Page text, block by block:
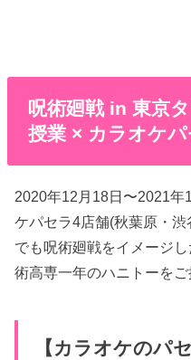
呪術廻戦 in 東京
授業 × カラオケ
2020年12月18日〜2021年
ケパセラ4店舗(秋葉原・
でも呪術廻戦をイメージ
術高専一年のハニトーをご
【カラオケのパ